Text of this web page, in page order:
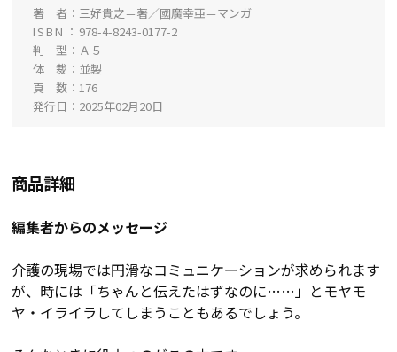
著 者
三好貴之＝著／國廣幸亜＝マンガ
ISBN
978-4-8243-0177-2
判 型
Ａ５
体 裁
並製
頁 数
176
発行日
2025年02月20日
商品詳細
編集者からのメッセージ
介護の現場では円滑なコミュニケーションが求められます
が、時には「ちゃんと伝えたはずなのに……」とモヤモ
ヤ・イライラしてしまうこともあるでしょう。